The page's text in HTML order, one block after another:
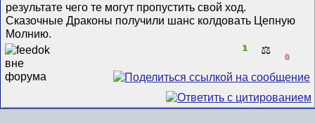
результате чего те могут пропустить свой ход.
Сказочные Драконы получили шанс колдовать Цепную
Молнию.
1 ⚖️
0